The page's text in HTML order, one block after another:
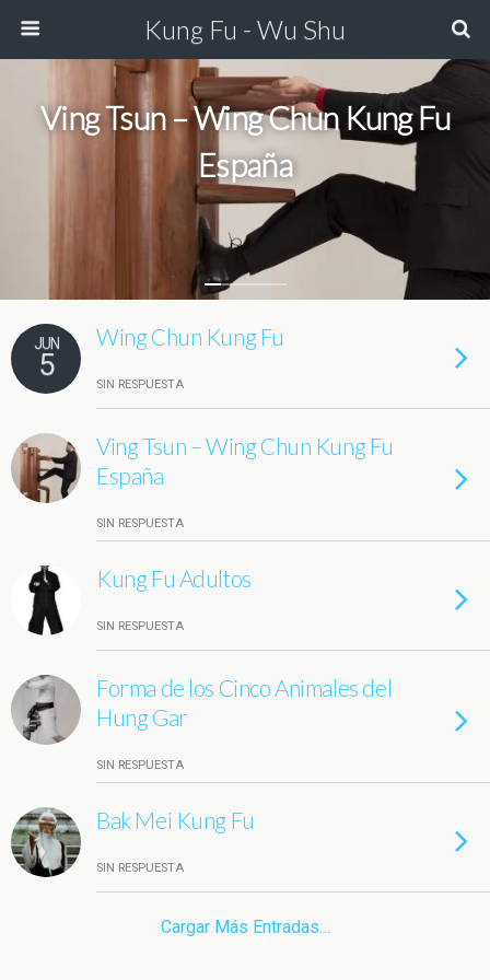
Kung Fu - Wu Shu
Ving Tsun – Wing Chun Kung Fu
España
JUN
5
Wing Chun Kung Fu
SIN RESPUESTA
Ving Tsun – Wing Chun Kung Fu
España
SIN RESPUESTA
Kung Fu Adultos
SIN RESPUESTA
Forma de los Cinco Animales del
Hung Gar
SIN RESPUESTA
Bak Mei Kung Fu
SIN RESPUESTA
Cargar Más Entradas…